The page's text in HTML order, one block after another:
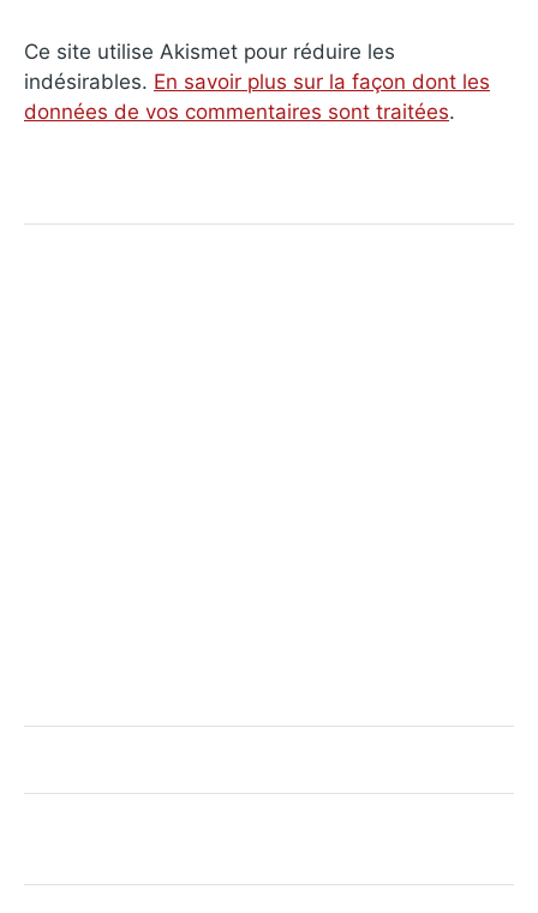
Ce site utilise Akismet pour réduire les
indésirables. En savoir plus sur la façon dont les
données de vos commentaires sont traitées.